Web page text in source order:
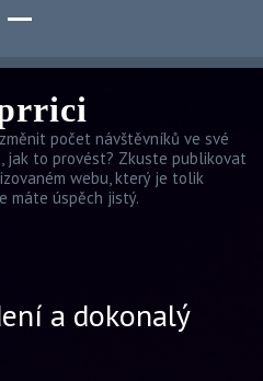
počet návštěvníků ve své
jak to provést? Zkuste publikovat
webu, který je tolik
máte úspěch jistý.
a dokonalý